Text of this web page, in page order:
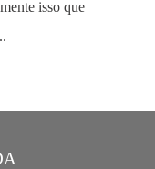
isso que